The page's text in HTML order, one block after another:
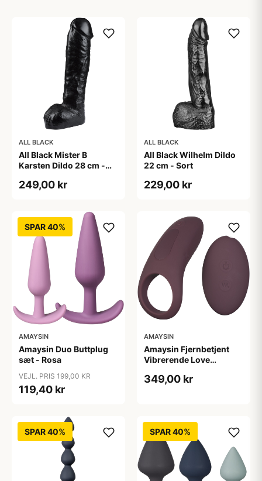
ALL BLACK
All Black Mister B
Karsten Dildo 28 cm -
249,00 kr
ALL BLACK
All Black Wilhelm Dildo
22 cm - Sort
229,00 kr
SPAR 40%
AMAYSIN
Amaysin Duo Buttplug
sæt - Rosa
VEJL. PRIS 199,00 KR
119,40 kr
AMAYSIN
Amaysin Fjernbetjent
Vibrerende Love
349,00 kr
SPAR 40% SPAR 40%